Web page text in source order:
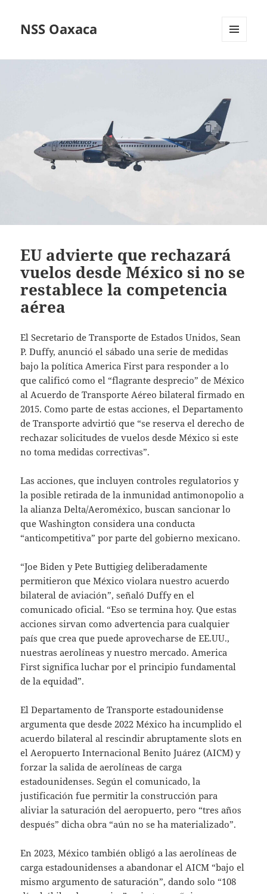
NSS Oaxaca
EU advierte que rechazará
vuelos desde México si no se
restablece la competencia
aérea
El Secretario de Transporte de Estados Unidos, Sean
P. Duffy, anunció el sábado una serie de medidas
bajo la política America First para responder a lo
que calificó como el “flagrante desprecio” de México
al Acuerdo de Transporte Aéreo bilateral firmado en
2015. Como parte de estas acciones, el Departamento
de Transporte advirtió que “se reserva el derecho de
rechazar solicitudes de vuelos desde México si este
no toma medidas correctivas”.
Las acciones, que incluyen controles regulatorios y
la posible retirada de la inmunidad antimonopolio a
la alianza Delta/Aeroméxico, buscan sancionar lo
que Washington considera una conducta
“anticompetitiva” por parte del gobierno mexicano.
“Joe Biden y Pete Buttigieg deliberadamente
permitieron que México violara nuestro acuerdo
bilateral de aviación”, señaló Duffy en el
comunicado oficial. “Eso se termina hoy. Que estas
acciones sirvan como advertencia para cualquier
país que crea que puede aprovecharse de EE.UU.,
nuestras aerolíneas y nuestro mercado. America
First significa luchar por el principio fundamental
de la equidad”.
El Departamento de Transporte estadounidense
argumenta que desde 2022 México ha incumplido el
acuerdo bilateral al rescindir abruptamente slots en
el Aeropuerto Internacional Benito Juárez (AICM) y
forzar la salida de aerolíneas de carga
estadounidenses. Según el comunicado, la
justificación fue permitir la construcción para
aliviar la saturación del aeropuerto, pero “tres años
después” dicha obra “aún no se ha materializado”.
En 2023, México también obligó a las aerolíneas de
carga estadounidenses a abandonar el AICM “bajo el
mismo argumento de saturación”, dando solo “108